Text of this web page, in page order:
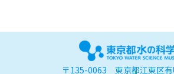
〒135-0063 東京都江東区